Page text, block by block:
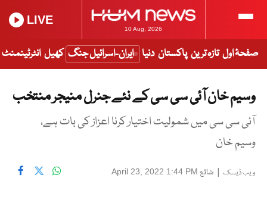
10 Aug, 2026
LIVE
صفحۂ اول تازہ ترین پاکستان دنیا ایران-اسرائیل جنگ کھیل انٹرٹینمنٹ
وسیم خان آئی سی سی کے نئے جنرل منیجر منتخب
آئی سی سی میں شمولیت اختیار کرنا اعزاز کی بات ہے،
وسیم خان
ویب ڈیسک | شائع April 23, 2022 1:44 PM